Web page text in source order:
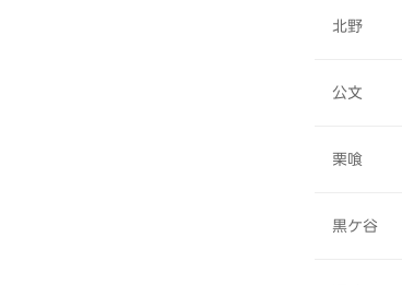
北野
公文
栗喰
黒ケ谷